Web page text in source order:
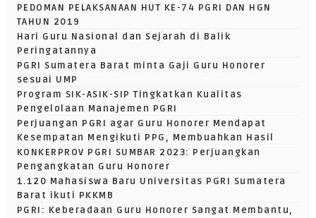
PEDOMAN PELAKSANAAN HUT KE-74 PGRI DAN HGN
TAHUN 2019
Hari Guru Nasional dan Sejarah di Balik
Peringatannya
PGRI Sumatera Barat minta Gaji Guru Honorer
sesuai UMP
Program SIK-ASIK-SIP Tingkatkan Kualitas
Pengelolaan Manajemen PGRI
Perjuangan PGRI agar Guru Honorer Mendapat
Kesempatan Mengikuti PPG, Membuahkan Hasil
KONKERPROV PGRI SUMBAR 2023: Perjuangkan
Pengangkatan Guru Honorer
1.120 Mahasiswa Baru Universitas PGRI Sumatera
Barat ikuti PKKMB
PGRI: Keberadaan Guru Honorer Sangat Membantu,